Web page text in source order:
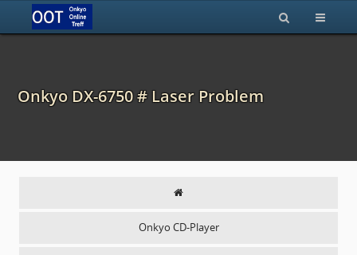
Onkyo DX-6750 # Laser Problem
Onkyo CD-Player